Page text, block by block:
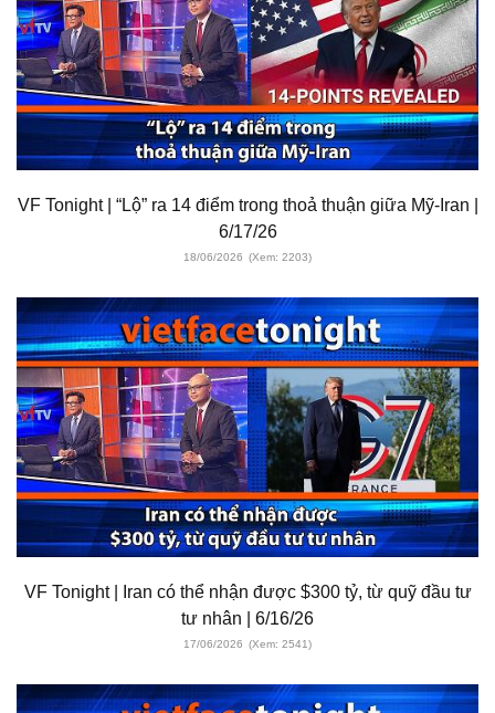
VF Tonight | “Lộ” ra 14 điểm trong thoả thuận giữa Mỹ-Iran |
6/17/26
18/06/2026 (Xem: 2203)
VF Tonight | Iran có thể nhận được $300 tỷ, từ quỹ đầu tư
tư nhân | 6/16/26
17/06/2026 (Xem: 2541)